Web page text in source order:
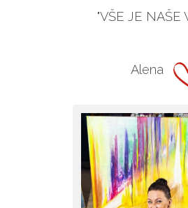
"VŠE JE NAŠE
Alena